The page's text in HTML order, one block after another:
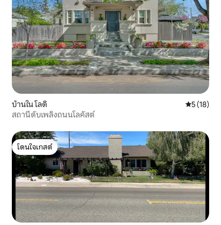
บ้านใน โลดิ คะแนนเฉลี่
5 (18)
สถานีดับเพลิงถนนโลคัสต์
โดนใจเกสต์
โดนใจเกสต์